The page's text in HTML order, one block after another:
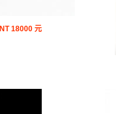
NT18000 元